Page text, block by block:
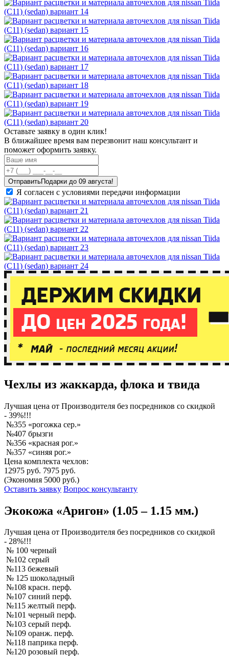
Оставьте заявку в один клик!
В ближайшее время вам перезвонит наш консультант и
поможет оформить заявку.
Отправить
Я согласен с условиями передачи информации
Чехлы из жаккарда, флока и твида
Лучшая цена от Производителя без посредников со скидкой
- 39%!!!
№355 «рогожка сер.»
№407 брызги
№356 «красная рог.»
№357 «синяя рог.»
Цена комплекта чехлов:
12975 руб. 7975 руб.
(Экономия 5000 руб.)
Оставить заявку Вопрос консультанту
Экокожа «Аригон» (1.05 – 1.15 мм.)
Лучшая цена от Производителя без посредников со скидкой
- 28%!!!
№ 100 черный
№102 серый
№113 бежевый
№ 125 шоколадный
№108 красн. перф.
№107 синий перф.
№115 желтый перф.
№101 черный перф.
№103 серый перф.
№109 оранж. перф.
№118 паприка перф.
№120 розовый перф.